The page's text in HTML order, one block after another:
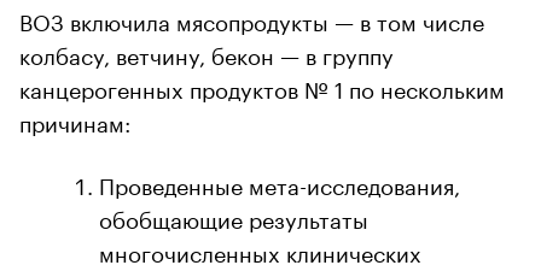
ВОЗ включила мясопродукты — в том числе
колбасу, ветчину, бекон — в группу
канцерогенных продуктов № 1 по нескольким
причинам:
Проведенные мета-исследования,
обобщающие результаты
многочисленных клинических